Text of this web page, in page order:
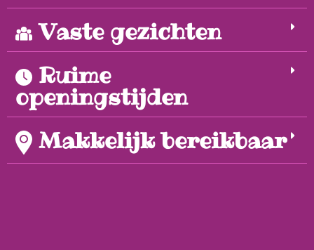
Vaste gezichten
Ruime
openingstijden
Makkelijk bereikbaar